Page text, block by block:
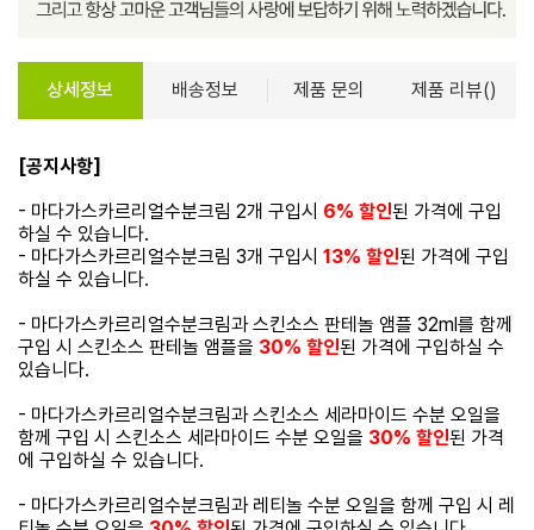
상세정보 배송정보 제품 문의 제품 리뷰()
[공지사항]
- 마다가스카르리얼수분크림 2개 구입시 6% 할인된 가격에 구입
하실 수 있습니다.
- 마다가스카르리얼수분크림 3개 구입시 13% 할인된 가격에 구입
하실 수 있습니다.
- 마다가스카르리얼수분크림과 스킨소스 판테놀 앰플 32ml를 함께
구입 시 스킨소스 판테놀 앰플을 30% 할인된 가격에 구입하실 수
있습니다.
- 마다가스카르리얼수분크림과 스킨소스 세라마이드 수분 오일을
함께 구입 시 스킨소스 세라마이드 수분 오일을 30% 할인된 가격
에 구입하실 수 있습니다.
- 마다가스카르리얼수분크림과 레티놀 수분 오일을 함께 구입 시 레